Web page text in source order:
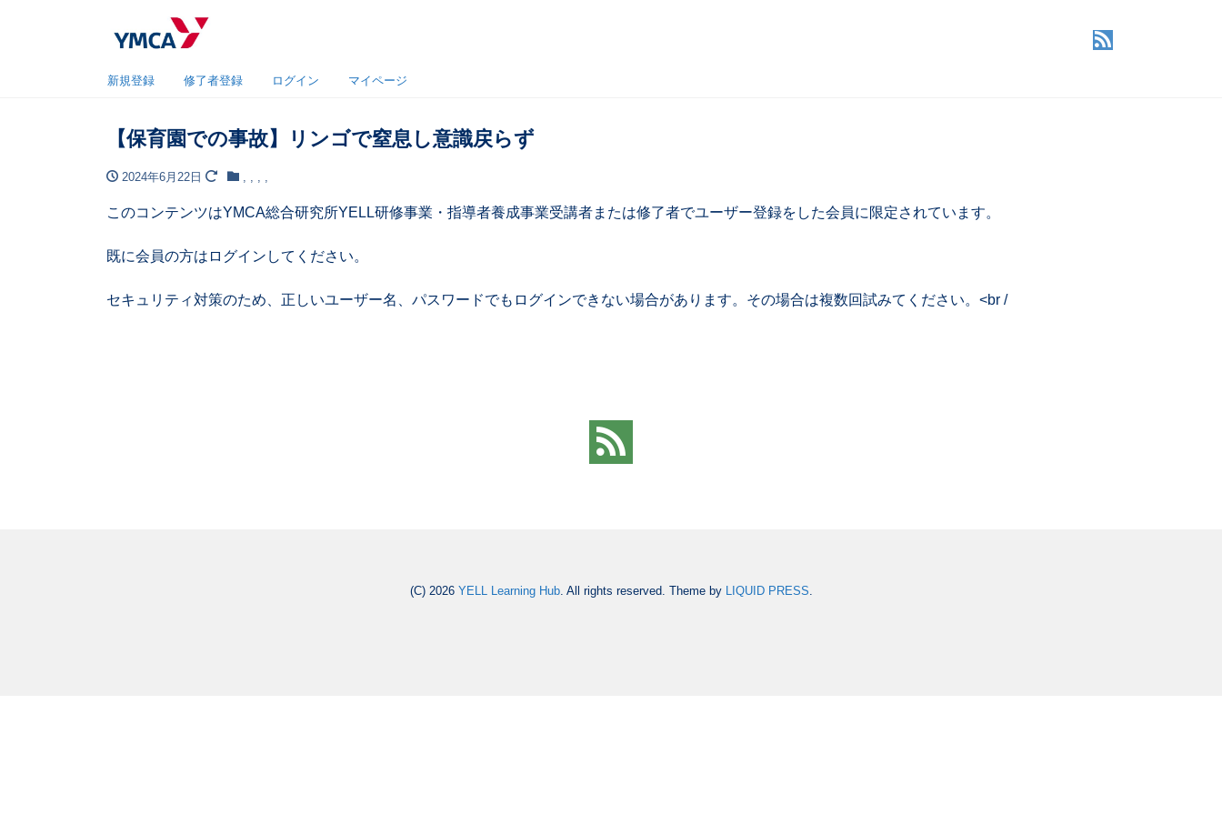
新規登録 修了者登録 ログイン マイページ
【保育園での事故】リンゴで窒息し意識戻らず
2024年6月22日 , , , ,
このコンテンツはYMCA総合研究所YELL研修事業・指導者養成事業受講者または修了者でユーザー登録をした会員に限定されています。
既に会員の方はログインしてください。
セキュリティ対策のため、正しいユーザー名、パスワードでもログインできない場合があります。その場合は複数回試みてください。<br /
(C) 2026 YELL Learning Hub. All rights reserved. Theme by LIQUID PRESS.